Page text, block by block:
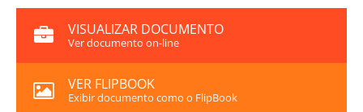
VISUALIZAR DOCUMENTO
Ver documento on-line
VER FLIPBOOK
Exibir documento como o FlipBook